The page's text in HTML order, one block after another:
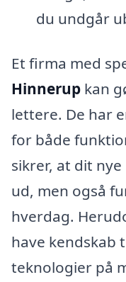
du undgår
Et firma med
Hinnerup kan
lettere. De har
for både
sikrer, at dit
ud, men også
hverdag.
have kendskab
teknologier på